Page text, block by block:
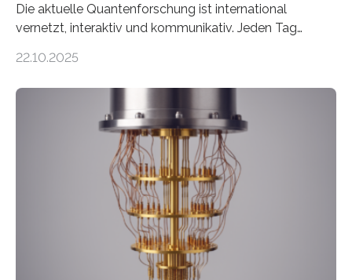
Die aktuelle Quantenforschung ist international
vernetzt, interaktiv und kommunikativ. Jeden Tag
oft von Autor*innen, die eng zusammenarbeiten. Neue
werden schnell weiterentwickelt. Dies ist der Alltag in
der Forschung der Quantentheorie, die dieses Jahr 100
Jahre alt geworden ist, weshalb die UNESCO 2025 zum
Internationalen Jahr der Quantenwissenschaft und -
technologie ausgerufen hat. Doch nun hat eine
internationale Forschungsgruppe um den
22.10.2025